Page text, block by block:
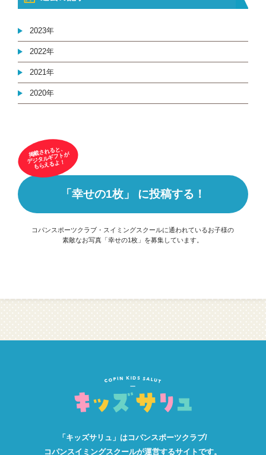
2023年
2022年
2021年
2020年
掲載されると、
デジタルギフトが
もらえるよ！
「幸せの1枚」 に投稿する！
コパンスポーツクラブ・スイミングスクールに通われているお子様の
素敵なお写真「幸せの1枚」を募集しています。
「キッズサリュ」はコパンスポーツクラブ/
コパンスイミングスクールが運営するサイトです。